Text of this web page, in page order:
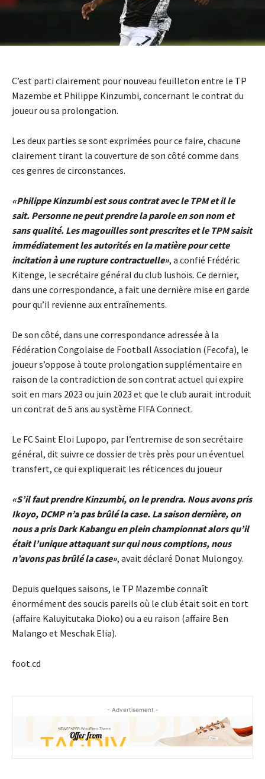
C’est parti clairement pour nouveau feuilleton entre le TP
Mazembe et Philippe Kinzumbi, concernant le contrat du
joueur ou sa prolongation.
Les deux parties se sont exprimées pour ce faire, chacune
clairement tirant la couverture de son côté comme dans
ces genres de circonstances.
«Philippe Kinzumbi est sous contrat avec le TPM et il le
sait. Personne ne peut prendre la parole en son nom et
sans qualité. Les magouilles sont prescrites et le TPM saisit
immédiatement les autorités en la matière pour cette
incitation à une rupture contractuelle», a confié Frédéric
Kitenge, le secrétaire général du club lushois. Ce dernier,
dans une correspondance, a fait une dernière mise en garde
pour qu’il revienne aux entraînements.
De son côté, dans une correspondance adressée à la
Fédération Congolaise de Football Association (Fecofa), le
joueur s’oppose à toute prolongation supplémentaire en
raison de la contradiction de son contrat actuel qui expire
soit en mars 2023 ou juin 2023 et que le club aurait introduit
un contrat de 5 ans au système FIFA Connect.
Le FC Saint Eloi Lupopo, par l’entremise de son secrétaire
général, dit suivre ce dossier de très près pour un éventuel
transfert, ce qui expliquerait les réticences du joueur
«S’il faut prendre Kinzumbi, on le prendra. Nous avons pris
Ikoyo, DCMP n’a pas brûlé la case. La saison dernière, on
nous a pris Dark Kabangu en plein championnat alors qu’il
était l’unique attaquant sur qui nous comptions, nous
n’avons pas brûlé la case», avait déclaré Donat Mulongoy.
Depuis quelques saisons, le TP Mazembe connaît
énormément des soucis pareils où le club était soit en tort
(affaire Kaluyitutaka Dioko) ou a eu raison (affaire Ben
Malango et Meschak Elia).
foot.cd
- Advertisement -